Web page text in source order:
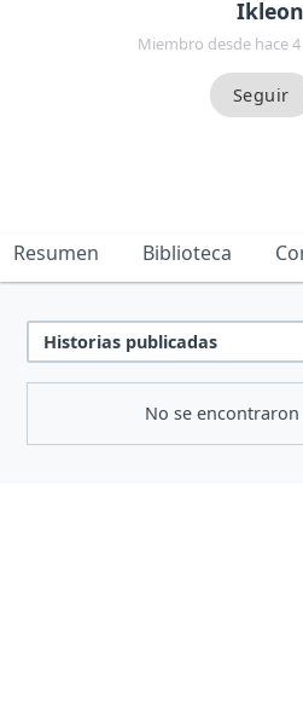
Ikleon
Miembro desde hace
Resumen Biblioteca
No se